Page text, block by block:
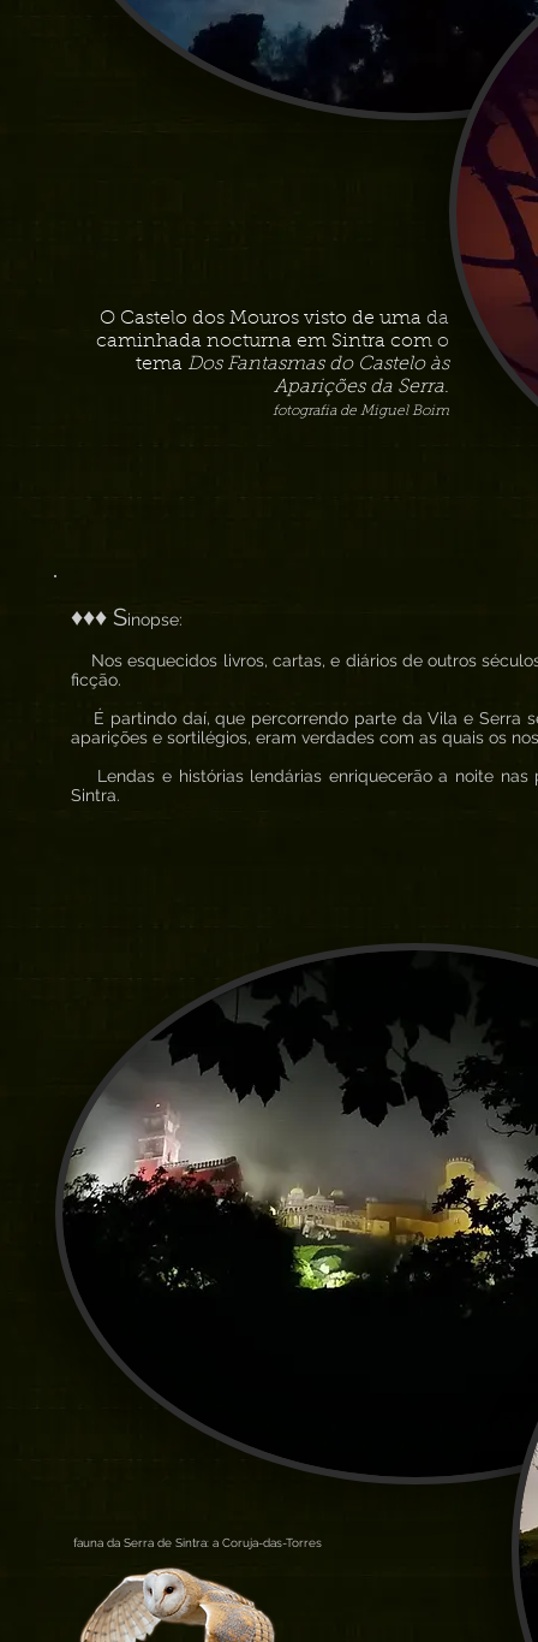
O Castelo dos Mouros visto de uma da
caminhada nocturna em Sintra com o
tema Dos Fantasmas do Castelo às
Aparições da Serra.
fotografia de Miguel Boim
♦♦♦ Sinopse:
Nos esquecidos livros, cartas, e diários de outros
ficção.
É partindo daí, que percorrendo parte da Vila e Serra
aparições e sortilégios, eram verdades com as quais os
Lendas e histórias lendárias enriquecerão a noite nas
Sintra.
fauna da Serra de Sintra: a Coruja-das-Torres